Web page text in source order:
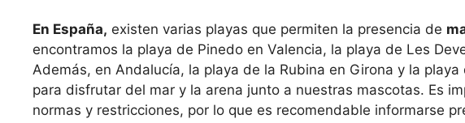
En España, existen varias playas que permiten la presencia de
encontramos la playa de Pinedo en Valencia, la playa de Les
Además, en Andalucía, la playa de la Rubina en Girona y la
para disfrutar del mar y la arena junto a nuestras mascotas. Es
normas y restricciones, por lo que es recomendable informarse